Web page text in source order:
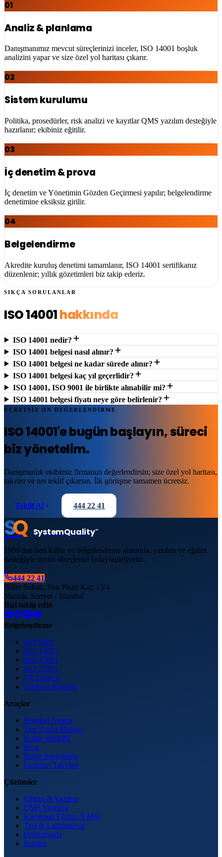
01
Analiz & planlama
Danışmanımız mevcut süreçlerinizi inceler, ISO 14001 boşluk
analizini yapar ve size özel yol haritası çıkarır.
02
Sistem kurulumu
Politika, prosedürler, risk analizi ve kayıtlar QMS yazılım desteğiyle
hazırlanır; ekibiniz eğitilir.
03
İç denetim & prova
İç denetim ve Yönetimin Gözden Geçirmesi yapılır; belgelendirme
denetimine eksiksiz girilir.
04
Belgelendirme
Akredite kuruluş denetimi tamamlanır, ISO 14001 sertifikanız
düzenlenir; yıllık gözetimleri biz takip ederiz.
SIKÇA SORULANLAR
ISO 14001hakkında
ISO 14001 nedir?
ISO 14001 belgesi nasıl alınır?
ISO 14001 belgesi ne kadar sürede alınır?
ISO 14001 belgesi kaç yıl geçerlidir?
ISO 14001, ISO 9001 ile birlikte alınabilir mi?
ISO 14001 belgesi fiyatı neye göre belirlenir?
ÜCRETSİZ ÖN DEĞERLENDİRME
ISO 14001'ebugün başlayın, süreci
biz yönetelim.
Danışmanlık ekibimiz firmanızı değerlendirsin; size özel yol haritası,
takvim ve net teklif çıkarsın. İlk görüşme tamamen ücretsiz.
Teklif Al 444 22 41
SQ SystemQuality™
1999'dan beri kalite ve belgelendirme alanında; yazılım ve eğitim
desteğiyle uyum süreçlerini kolaylaştırıyoruz.
444 22 41
Bilim Sokak, Sun Plaza Kat: 13/4
Maslak, Sarıyer / İstanbul
Bizi takip edin
Belgelendirme
ISO 9001
ISO 14001
ISO 45001
ISO 27001
CE Belgesi
Sektörel Belgeler
Araçlar
Standart Arama
Test Sorgu Motoru
Kalite Sözlüğü
Blog
Belge Sorgulama
Denetim Takvimi
Çözümler
Eğitim & Yazılım
QMS Yazılımı
Kurumsal Eğitim (LMS)
Test & Laboratuvar
Hakkımızda
İletişim